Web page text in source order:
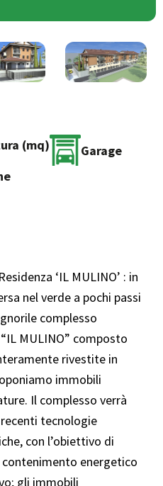
(mq)
Garage
‘IL MULINO’ : in
nel verde a pochi passi
complesso
MULINO” composto
rivestite in
immobili
Il complesso verrà
tecnologie
con l’obiettivo di
energetico
gli immobili